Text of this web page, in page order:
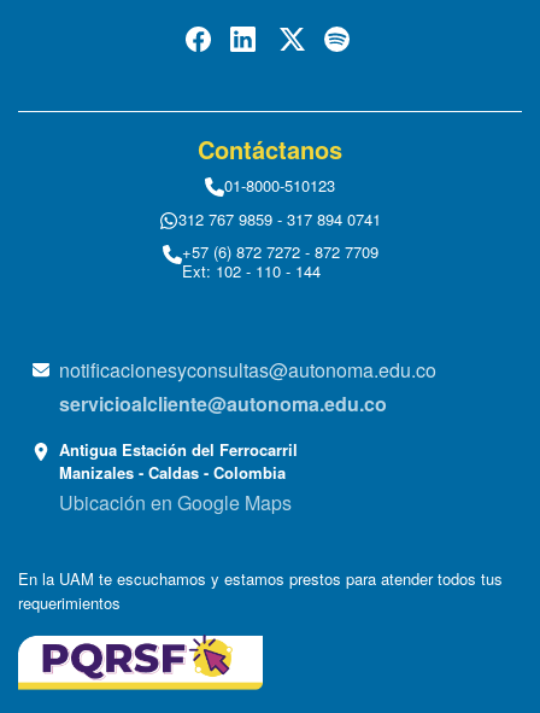
Contáctanos
01-8000-510123
312 767 9859 - 317 894 0741
+57 (6) 872 7272 - 872 7709
Ext: 102 - 110 - 144
notificacionesyconsultas@autonoma.edu.co
servicioalcliente@autonoma.edu.co
Antigua Estación del Ferrocarril
Manizales - Caldas - Colombia
Ubicación en Google Maps
En la UAM te escuchamos y estamos prestos para atender todos tus
requerimientos